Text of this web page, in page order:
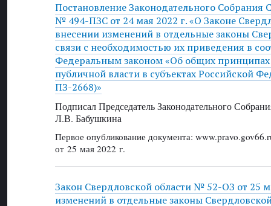
Постановление Законодательного Собрания
№ 494-ПЗС от 24 мая 2022 г. «О Законе
внесении изменений в отдельные законы
связи с необходимостью их приведения в
Федеральным законом «Об общих принципах
публичной власти в субъектах Российской
ПЗ-2668)»
Подписал Председатель Законодательного
Л.В. Бабушкина
Первое опубликование документа:
от 25 мая 2022 г.
Закон Свердловской области № 52-ОЗ от 25
изменений в отдельные законы